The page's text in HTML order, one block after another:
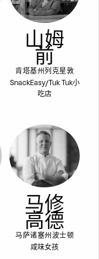
山姆
前
肯塔基州列克星敦
SnackEasy/Tuk Tuk小
吃店
马修
高德
马萨诸塞州波士顿
咸味女孩